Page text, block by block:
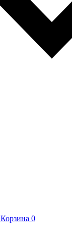
Корзина 0